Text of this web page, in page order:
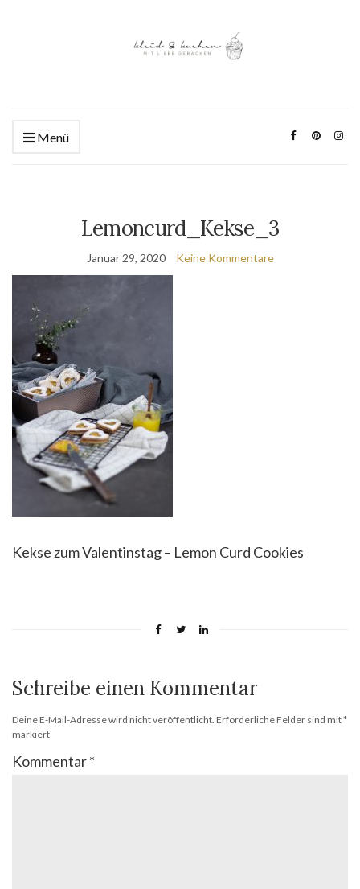
Menü
Lemoncurd_Kekse_3
Januar 29, 2020 Keine Kommentare
Kekse zum Valentinstag – Lemon Curd Cookies
Schreibe einen Kommentar
Deine E-Mail-Adresse wird nicht veröffentlicht. Erforderliche Felder sind mit*
markiert
Kommentar*